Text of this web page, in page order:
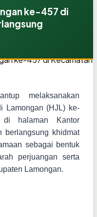
ke-457 di
melaksanakan
Lamongan (HJL) ke-
halaman Kantor
berlangsung khidmat
sebagai bentuk
perjuangan serta
Lamongan.